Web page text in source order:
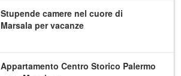
Stupende camere nel cuore di
Marsala per vacanze
Appartamento Centro Storico Palermo